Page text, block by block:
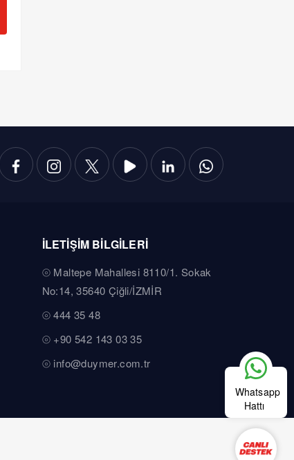
İLETİŞİM BİLGİLERİ
Maltepe Mahallesi 8110/1. Sokak
No:14, 35640 Çiğli/İZMİR
444 35 48
+90 542 143 03 35
info@duymer.com.tr
Whatsapp
Hattı